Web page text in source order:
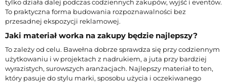
tylko działa dalej podczas codziennych zakupów, wyjść i eventów.
To praktyczna forma budowania rozpoznawalności bez
przesadnej ekspozycji reklamowej.
Jaki materiał worka na zakupy będzie najlepszy?
To zależy od celu. Bawełna dobrze sprawdza się przy codziennym
użytkowaniu i w projektach z nadrukiem, a juta przy bardziej
wyrazistych, surowszych aranżacjach. Najlepszy materiał to ten,
który pasuje do stylu marki, sposobu użycia i oczekiwanego